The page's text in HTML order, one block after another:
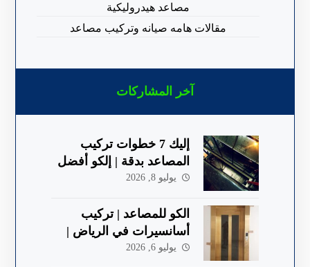
مصاعد هيدروليكية
مقالات هامه صيانه وتركيب مصاعد
آخر المشاركات
إليك 7 خطوات تركيب
المصاعد بدقة | إلكو أفضل
شركة في الباحة
يوليو 8, 2026
الكو للمصاعد | تركيب
أسانسيرات في الرياض |
جودة وأمان 2026
يوليو 6, 2026